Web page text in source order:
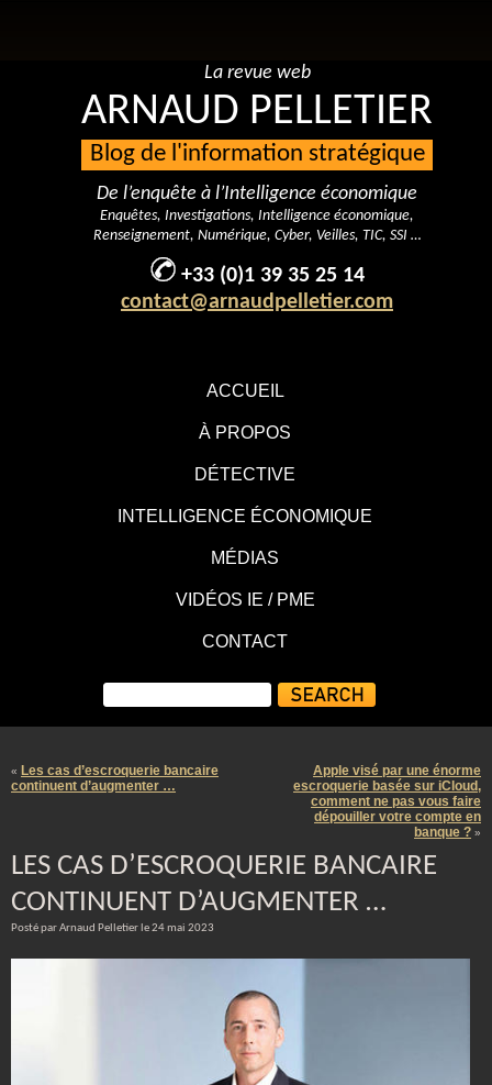
ACCUEIL
À PROPOS
DÉTECTIVE
INTELLIGENCE ÉCONOMIQUE
MÉDIAS
VIDÉOS IE / PME
CONTACT
La revue web
ARNAUD PELLETIER
Blog de l'information stratégique
De l’enquête à l’Intelligence économique
Enquêtes, Investigations, Intelligence économique,
Renseignement, Numérique, Cyber, Veilles, TIC, SSI …
+33 (0)1 39 35 25 14
contact@arnaudpelletier.com
« Les cas d’escroquerie bancaire
continuent d’augmenter …
Apple visé par une énorme
escroquerie basée sur iCloud,
comment ne pas vous faire
dépouiller votre compte en
banque ? »
LES CAS D’ESCROQUERIE BANCAIRE
CONTINUENT D’AUGMENTER …
Posté par Arnaud Pelletier le 24 mai 2023